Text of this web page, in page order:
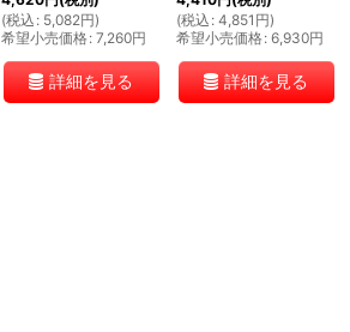
(税込 : 5,082円)
希望小売価格: 7,260円
詳細を見る
(税込 : 4,851 円)
希望小売価格: 6,930円
詳細を見る